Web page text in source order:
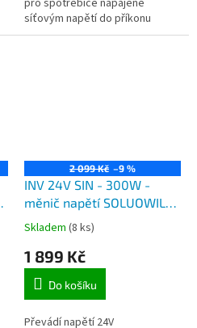
síťovým napětí do příkonu
400W.
2 099 Kč –9 %
INV 24V SIN - 300W -
měnič napětí SOLUOWILL
z 24V na 230V, výkon
300W čistá sinusovka
Skladem (8 ks)
1 899 Kč
Do košíku
Převádí napětí 24V